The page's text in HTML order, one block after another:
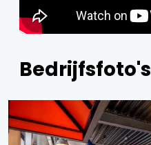
Bedrijfsfoto's